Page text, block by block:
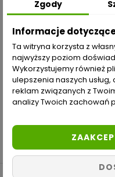
ZAKUPY
Moje konto
Opcje dostawy
Metody płatności
Zgody
Informacje
Ta witryna korzysta z
najwyższy poziom
Wykorzystujemy również
ulepszenia naszych
reklam związanych z
analizy Twoich zachowań
Odstąp od umowy tutaj